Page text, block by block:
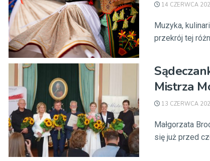
14 CZERWCA
Muzyka,
przekrój tej
Mistrza
13 CZERWCA
Małgorzata
się już przed